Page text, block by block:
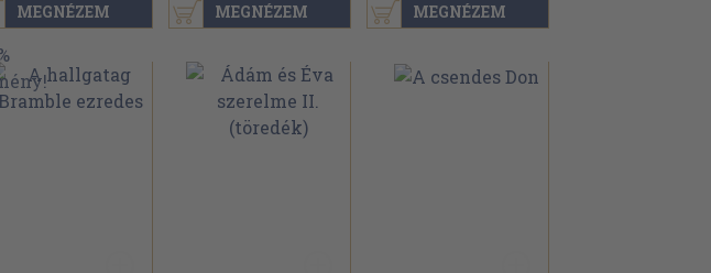
MEGNÉZEM MEGNÉZEM MEGNÉZEM